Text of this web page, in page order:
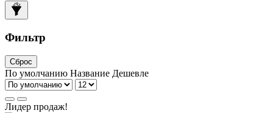
Фильтр
Сброс
По умолчанию Название Дешевле
Лидер продаж!